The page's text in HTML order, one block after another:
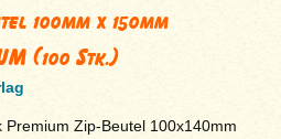
100mm x 150mm
(100 Stk.)
Premium Zip-Beutel 100x140mm